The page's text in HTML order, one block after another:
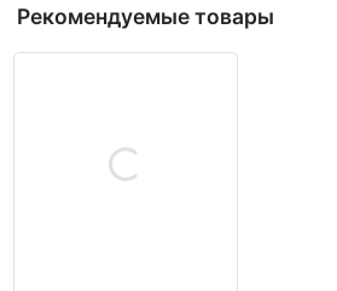
Рекомендуемые товары